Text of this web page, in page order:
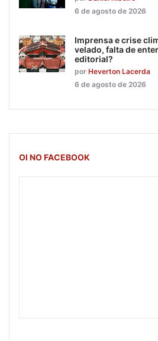
6 de agosto de 2026
Imprensa e crise
velado, falta de
editorial?
por Heverton Lacerda
6 de agosto de 2026
OI NO FACEBOOK